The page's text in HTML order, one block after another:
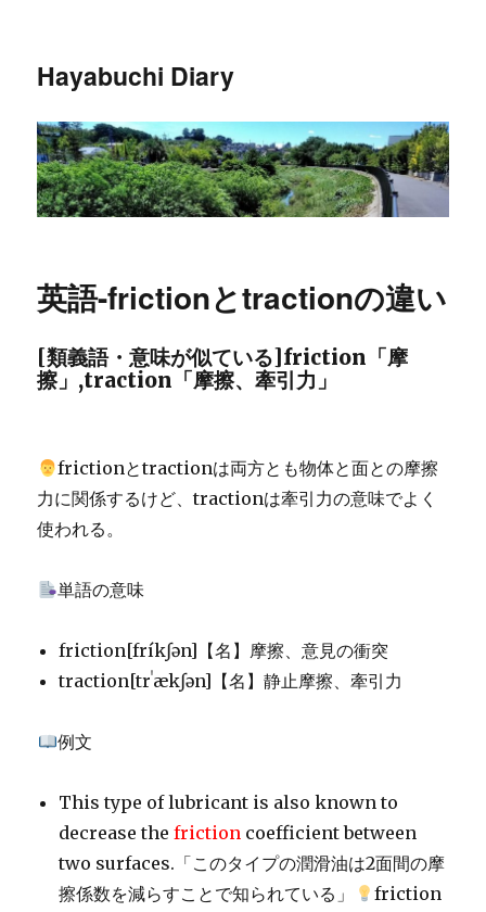
Hayabuchi Diary
英語-frictionとtractionの違い
[類義語・意味が似ている]friction「摩
擦」,traction「摩擦、牽引力」
frictionとtractionは両方とも物体と面との摩擦
力に関係するけど、tractionは牽引力の意味でよく
使われる。
単語の意味
friction[fríkʃən]【名】摩擦、意見の衝突
traction[trˈækʃən]【名】静止摩擦、牽引力
例文
This type of lubricant is also known to
decrease thefriction coefficient between
two surfaces.「このタイプの潤滑油は2面間の摩
擦係数を減らすことで知られている」
friction